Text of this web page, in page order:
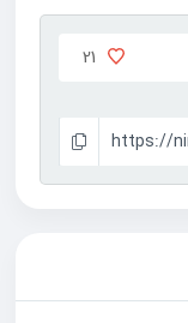
21
https://